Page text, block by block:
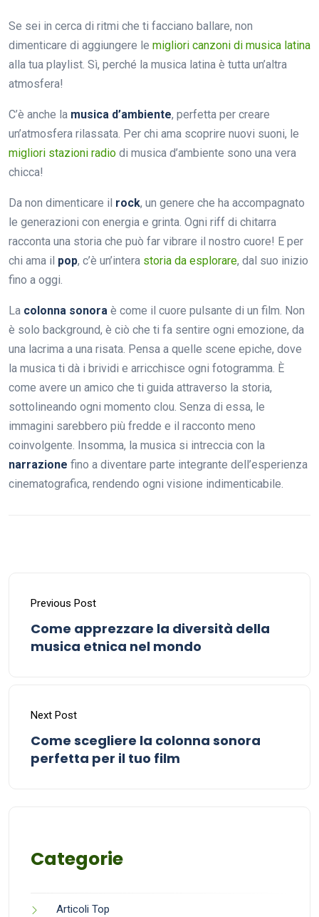
Se sei in cerca di ritmi che ti facciano ballare, non
dimenticare di aggiungere le migliori canzoni di musica latina
alla tua playlist. Sì, perché la musica latina è tutta un’altra
atmosfera!
C’è anche la musica d’ambiente, perfetta per creare
un’atmosfera rilassata. Per chi ama scoprire nuovi suoni, le
migliori stazioni radio di musica d’ambiente sono una vera
chicca!
Da non dimenticare il rock, un genere che ha accompagnato
le generazioni con energia e grinta. Ogni riff di chitarra
racconta una storia che può far vibrare il nostro cuore! E per
chi ama il pop, c’è un’intera storia da esplorare, dal suo inizio
fino a oggi.
La colonna sonora è come il cuore pulsante di un film. Non
è solo background, è ciò che ti fa sentire ogni emozione, da
una lacrima a una risata. Pensa a quelle scene epiche, dove
la musica ti dà i brividi e arricchisce ogni fotogramma. È
come avere un amico che ti guida attraverso la storia,
sottolineando ogni momento clou. Senza di essa, le
immagini sarebbero più fredde e il racconto meno
coinvolgente. Insomma, la musica si intreccia con la
narrazione fino a diventare parte integrante dell’esperienza
cinematografica, rendendo ogni visione indimenticabile.
Previous Post
Come apprezzare la diversità della
musica etnica nel mondo
Next Post
Come scegliere la colonna sonora
perfetta per il tuo film
Categorie
Articoli Top